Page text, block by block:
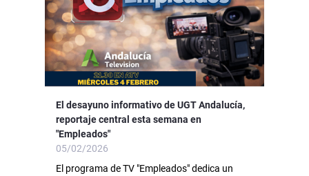
El desayuno informativo de UGT Andalucía,
reportaje central esta semana en
"Empleados"
05/02/2026
El programa de TV "Empleados" dedica un